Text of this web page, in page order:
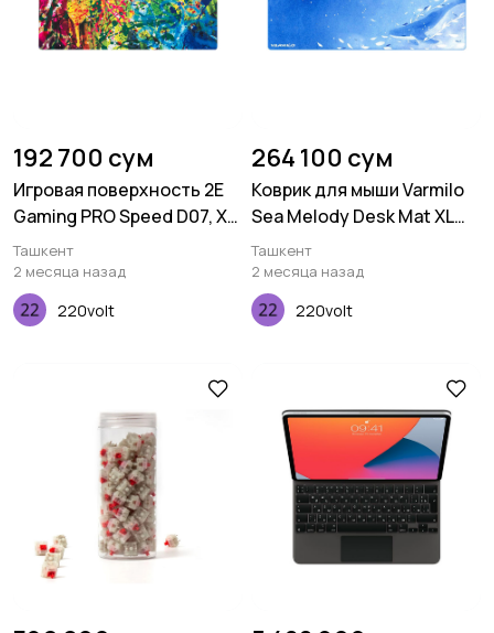
192 700 сум
Игровая поверхность 2E
Gaming PRO Speed D07, XL
(800x450x3мм),
многоцветный
Ташкент
2 месяца назад
220volt
264 100 сум
Коврик для мыши Varmilo
Sea Melody Desk Mat XL
(900х400х3мм)
Ташкент
2 месяца назад
220volt